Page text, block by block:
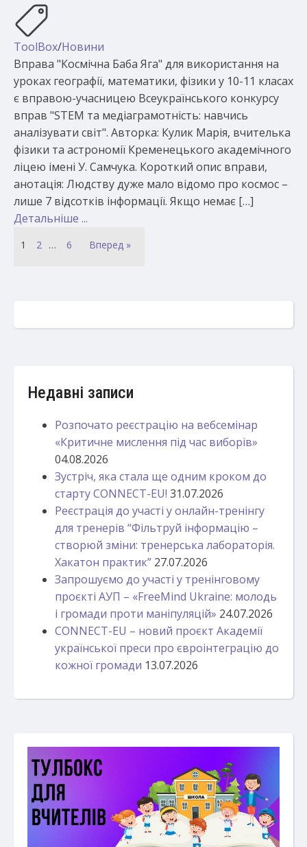
ToolBox/Новини
Вправа "Космічна Баба Яга" для використання на
уроках географії, математики, фізики у 10-11 класах
є вправою-учасницею Всеукраїнського конкурсу
вправ "STEM та медіаграмотність: навчись
аналізувати світ". Авторка: Кулик Марія, вчителька
фізики та астрономії Кременецького академічного
ліцею імені У. Самчука. Короткий опис вправи,
анотація: Людству дуже мало відомо про космос –
лише 7 відсотків інформації. Якщо немає […]
Детальніше ...
1 2 … 6 Вперед »
Недавні записи
Розпочато реєстрацію на вебсемінар
«Критичне мислення під час виборів»
04.08.2026
Зустріч, яка стала ще одним кроком до
старту CONNECT-EU! 31.07.2026
Реєстрація до участі у онлайн-тренінгу
для тренерів “Фільтруй інформацію –
створюй зміни: тренерська лабораторія.
Хакатон практик” 27.07.2026
Запрошуємо до участі у тренінговому
проєкті АУП – «FreeMind Ukraine: молодь
і громади проти маніпуляцій» 24.07.2026
CONNECT-EU – новий проєкт Академії
української преси про євроінтеграцію до
кожної громади 13.07.2026